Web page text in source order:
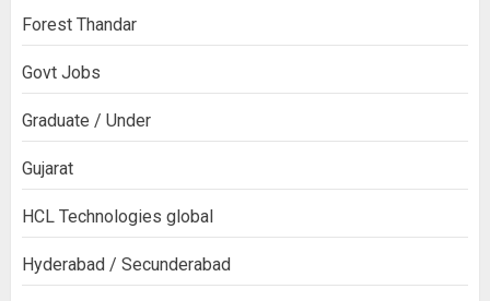
Forest Thandar
Govt Jobs
Graduate / Under
Gujarat
HCL Technologies global
Hyderabad / Secunderabad